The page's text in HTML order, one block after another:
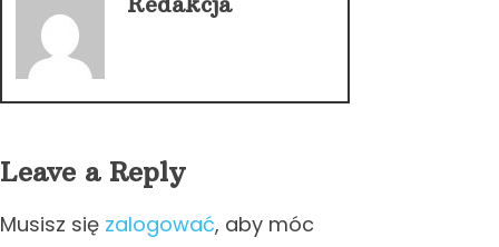
Leave a Reply
Musisz się zalogować, aby móc